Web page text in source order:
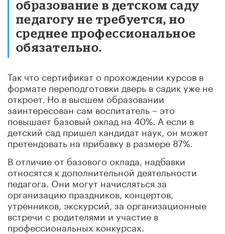
образование в детском саду
педагогу не требуется, но
среднее профессиональное
обязательно.
Так что сертификат о прохождении курсов в
формате переподготовки дверь в садик уже не
откроет. Но в высшем образовании
заинтересован сам воспитатель – это
повышает базовый оклад на 40%. А если в
детский сад пришел кандидат наук, он может
претендовать на прибавку в размере 87%.
В отличие от базового оклада, надбавки
относятся к дополнительной деятельности
педагога. Они могут начисляться за
организацию праздников, концертов,
утренников, экскурсий, за организационные
встречи с родителями и участие в
профессиональных конкурсах.